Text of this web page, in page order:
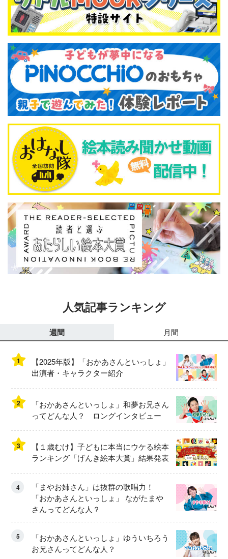
人気記事ランキング
週間 月間
1
【2025年版】「おかあさんといっしょ」
出演者・キャラクター紹介
2
「おかあさんといっしょ」和夢お兄さん
ってどんな人？ ロングインタビュー
3
【１歳むけ】子どもに本当にウケる絵本
ランキング「げんき絵本大賞」結果発表
4
「まやお姉さん」は抜群の歌唱力！
「おかあさんといっしょ」 ながたまや
さんってどんな人？
5
「おかあさんといっしょ」ゆういちろう
お兄さんってどんな人？